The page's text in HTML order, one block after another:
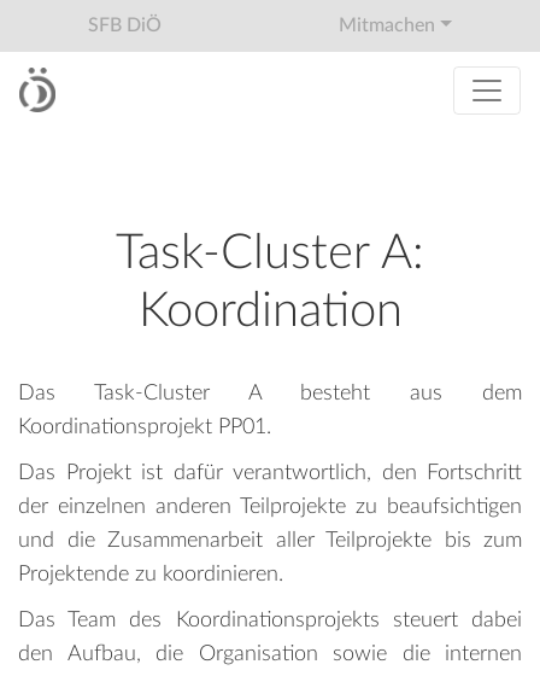
SFB DiÖ Mitmachen
Task-Cluster A:
Koordination
Das Task-Cluster A besteht aus dem
Koordinationsprojekt PP01.
Das Projekt ist dafür verantwortlich, den Fortschritt
der einzelnen anderen Teilprojekte zu beaufsichtigen
und die Zusammenarbeit aller Teilprojekte bis zum
Projektende zu koordinieren.
Das Team des Koordinationsprojekts steuert dabei
den Aufbau, die Organisation sowie die internen